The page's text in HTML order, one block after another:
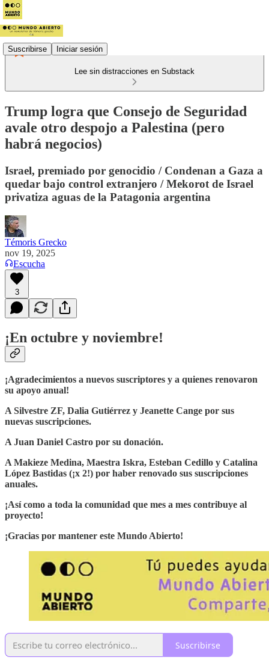
Suscribirse Iniciar sesión
Lee sin distracciones en Substack
Trump logra que Consejo de Seguridad
avale otro despojo a Palestina (pero
habrá negocios)
Israel, premiado por genocidio / Condenan a Gaza a
quedar bajo control extranjero / Mekorot de Israel
privatiza aguas de la Patagonia argentina
Témoris Grecko
nov 19, 2025
Escucha
3
¡En octubre y noviembre!
¡Agradecimientos a nuevos suscriptores y a quienes renovaron
su apoyo anual!
A Silvestre ZF, Dalia Gutiérrez y Jeanette Cange por sus
nuevas suscripciones.
A Juan Daniel Castro por su donación.
A Makieze Medina, Maestra Iskra, Esteban Cedillo y Catalina
López Bastidas (¡x 2!) por haber renovado sus suscripciones
anuales.
¡Así como a toda la comunidad que mes a mes contribuye al
proyecto!
¡Gracias por mantener este Mundo Abierto!
Suscribirse